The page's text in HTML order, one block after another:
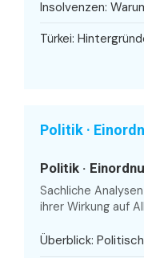
Insolvenzen:
Türkei:
Politik ·
Politik ·
Sachliche
ihrer Wirkung auf
Überblick: